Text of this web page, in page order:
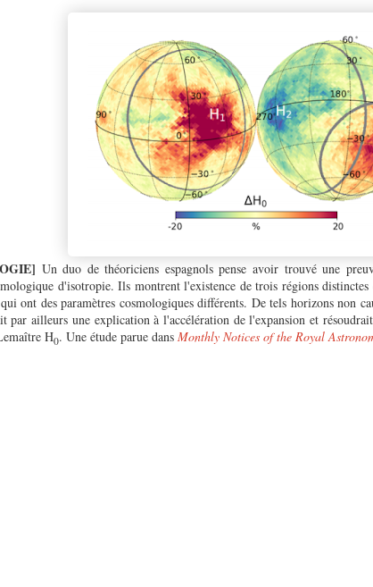
Un duo de théoriciens espagnols pense avoir trouvé une
d'isotropie. Ils montrent l'existence de trois régions
ont des paramètres cosmologiques différents. De tels horizons non
par ailleurs une explication à l'accélération de l'expansion et
H0. Une étude parue dans Monthly Notices of the Royal